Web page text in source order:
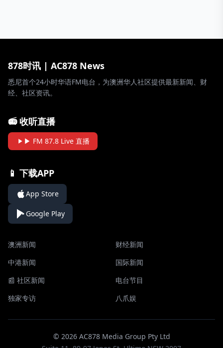
878时讯 | AC878 News
悉尼首个24小时华语FM电台，为澳洲华人社区提供最新新闻、财
经、社区资讯。
📻 收听直播
▶ FM 87.8 Live 直播
📱 下载APP
App Store
Google Play
澳洲新闻
财经新闻
中港新闻
国际新闻
📰 社区新闻
电台节目
独家专访
八爪娱
© 2026 AC878 Media Group Pty Ltd